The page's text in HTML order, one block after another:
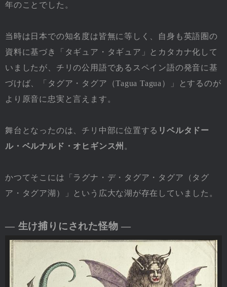
年のことでした。
当時は日本での知名度は皆無に等しく、自身も英語圏の
資料に基づき「タギュア・タギュア」とカタカナ化して
いましたが、チリの公用語であるスペイン語の発音に基
づけば、「タグア・タグア（Tagua Tagua）」とするのが
より原音に忠実と言えます。
舞台となったのは、チリ中部に位置する リベルタドー
ル・ベルナルド・オヒギンス州 。
かつてそこには「ラグナ・デ・タグア・タグア（タグ
ア・タグア湖）」という広大な湖が存在していました。
― 生け捕りにされた怪物 ―